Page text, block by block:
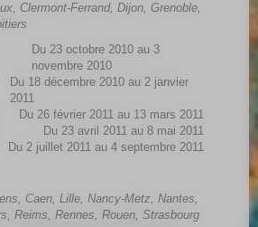
Clermont-Ferrand, Dijon, Grenoble,
Du 23 octobre 2010 au 3
novembre 2010
Du 18 décembre 2010 au 2 janvier
2011
Du 26 février 2011 au 13 mars 2011
Du 23 avril 2011 au 8 mai 2011
Du 2 juillet 2011 au 4 septembre 2011
Caen, Lille, Nancy-Metz, Nantes,
Reims, Rennes, Rouen, Strasbourg